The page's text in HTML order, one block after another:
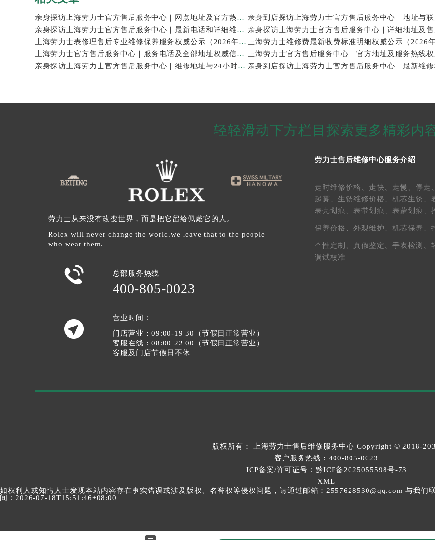
亲身探访上海劳力士官方售后服务中心｜网点地址及官方热线（2026年7月最新）
亲身探访上海劳力士官方售后服务中心｜最新电话和详细维修地址（2026年7月最新）
上海劳力士表修理售后专业维修保养服务权威公示（2026年7月最新）
上海劳力士官方售后服务中心｜服务电话及全部地址权威信息公示（2026年7月最新）
亲身探访上海劳力士官方售后服务中心｜维修地址与24小时服务电话（2026年7月最新）
轻轻滑动下方栏目探索更多精彩内
劳力士从来没有改变世界，而是把它留给佩戴它的人。
Rolex will never change the world.we leave that to the people
who wear them.
 总部服务热线
400-805-0023

营业时间：
门店营业：09:00-19:30（节假日正常营业）
客服在线：08:00-22:00（节假日正常营业）
客服及门店节假日不休
劳力士售后维修中心服务介绍
走时维修价格、 走快、 走慢、 停走、
起雾、 生锈维修价格、 机芯生锈、
表壳划痕、 表带划痕、 表蒙划痕、
保养价格、 外观维护、 机芯保养、
个性定制、 真假鉴定、 手表检测、
调试校准
版权所有： 上海劳力士售后维修服务中心 Copyright © 2018-
客户服务热线： 400-805-0023
ICP备案/许可证号：黔ICP备2025055598号-73
XML
如权利人或知情人士发现本站内容存在事实错误或涉及版权、名誉权等侵权问题，请通过邮箱：2557628530@qq.com 与我们
间：2026-07-18T15:51:46+08:00